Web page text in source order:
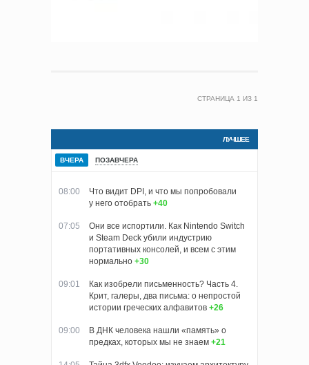
СТРАНИЦА 1 ИЗ 1
ЛУЧШЕЕ
ВЧЕРА ПОЗАВЧЕРА
08:00
Что видит DPI, и что мы попробовали
у него отобрать +40
07:05
Они все испортили. Как Nintendo Switch
и Steam Deck убили индустрию
портативных консолей, и всем с этим
нормально +30
09:01
Как изобрели письменность? Часть 4.
Крит, галеры, два письма: о непростой
истории греческих алфавитов +26
09:00
В ДНК человека нашли «память» о
предках, которых мы не знаем +21